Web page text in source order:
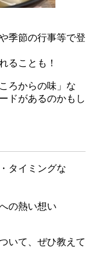
季節の行事等で登
ることも！
ろからの味」な
ドがあるのかもし
タイミングな
の熱い想い
いて、ぜひ教えて